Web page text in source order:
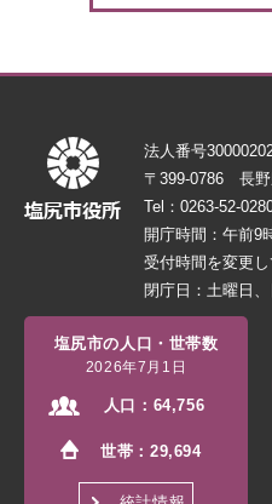
法人番号
〒399-0786 長野
Tel：0263-52-
開庁時間：午前9
受付時間を変更し
閉庁日：土曜日
塩尻市の人口・世帯数
2026年7月1日
人口： 64,756
世帯：29,694